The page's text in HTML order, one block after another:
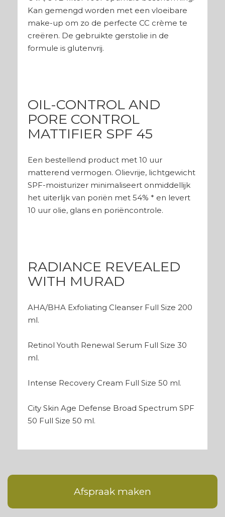
Kan gemengd worden met een vloeibare
make-up om zo de perfecte CC crème te
creëren. De gebruikte gerstolie in de
formule is glutenvrij.
OIL-CONTROL AND
PORE CONTROL
MATTIFIER SPF 45
Een bestellend product met 10 uur
matterend vermogen. Olievrije, lichtgewicht
SPF-moisturizer minimaliseert onmiddellijk
het uiterlijk van poriën met 54% * en levert
10 uur olie, glans en poriëncontrole.
RADIANCE REVEALED
WITH MURAD
AHA/BHA Exfoliating Cleanser Full Size 200
ml.
Retinol Youth Renewal Serum Full Size 30
ml.
Intense Recovery Cream Full Size 50 ml.
City Skin Age Defense Broad Spectrum SPF
50 Full Size 50 ml.
Afspraak maken